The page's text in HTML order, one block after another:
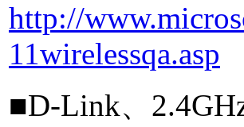
http://
11wirelessqa.asp
■D-Link、